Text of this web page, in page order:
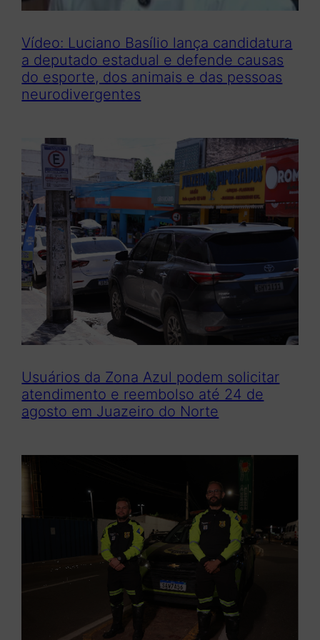
Vídeo: Luciano Basílio lança candidatura
a deputado estadual e defende causas
do esporte, dos animais e das pessoas
neurodivergentes
Usuários da Zona Azul podem solicitar
atendimento e reembolso até 24 de
agosto em Juazeiro do Norte